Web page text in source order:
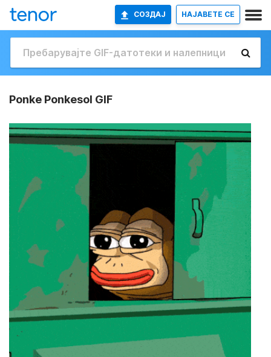
СОЗДАЈ НАЈАВETE СЕ
Ponke Ponkesol GIF